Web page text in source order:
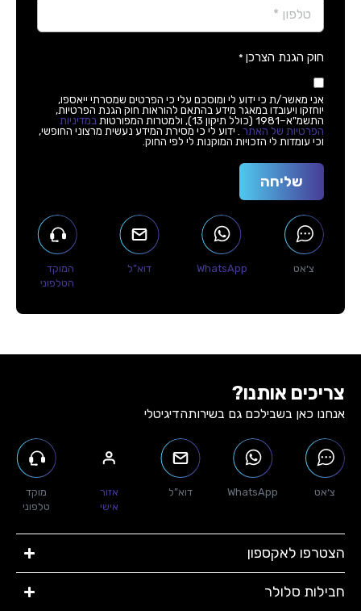
חוק הגנת הצרכן *
אני מאשר/ת כי ידוע לי ומוסכם עלי כי הפרטים שמסרתי ייאספו,
יוחזקו ויעובדו במאגר מידע בהתאם להוראות חוק הגנת הפרטיות,
התשמ"א–1981 (כולל תיקון 13), ולמטרות המפורטות
במדיניות
הפרטיות של האתר
. ידוע לי כי מסירת המידע נעשית מרצוני החופשי,
וכי עומדות לי הזכויות המוקנות לי לפי החוק.
שליחה
צ׳אט WhatsApp דוא”ל
המוקד
הטלפוני
צריכים אותנו?
אנחנו כאן בשבילכם גם בשירותהדיגיטלי
צ׳אט WhatsApp דוא”ל
אזור
אישי
מוקד
טלפוני
הצטרפו לאקספון
חבילות סלולר​